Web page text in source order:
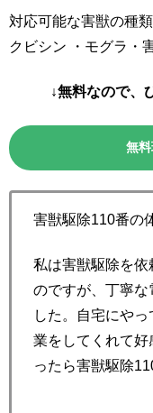
対応可能な害獣の種
クビシン ・モグラ・
↓無料なので、
無
害獣駆除110番の
私は害獣駆除を依
のですが、丁寧な
した。自宅にや
業をしてくれて
ったら害獣駆除